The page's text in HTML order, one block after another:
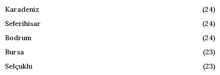
Karadeniz
(24)
Seferihisar
(24)
Bodrum
(24)
Bursa
(23)
Selçuklu
(23)